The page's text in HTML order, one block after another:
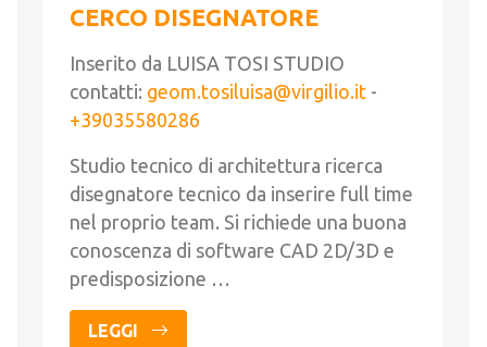
CERCO DISEGNATORE
Inserito da LUISA TOSI STUDIO
contatti: geom.tosiluisa@virgilio.it -
+39035580286
Studio tecnico di architettura ricerca
disegnatore tecnico da inserire full time
nel proprio team. Si richiede una buona
conoscenza di software CAD 2D/3D e
predisposizione …
LEGGI